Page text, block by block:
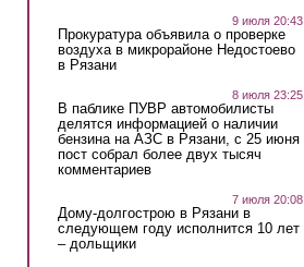
9 июля 20:43
Прокуратура объявила о проверке
воздуха в микрорайоне Недостоево
в Рязани
8 июля 23:25
В паблике ПУВР автомобилисты
делятся информацией о наличии
бензина на АЗС в Рязани, с 25 июня
пост собрал более двух тысяч
комментариев
7 июля 20:08
Дому-долгострою в Рязани в
следующем году исполнится 10 лет
– дольщики